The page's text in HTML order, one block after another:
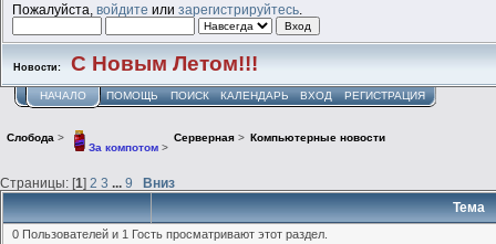
Пожалуйста,войдите илизарегистрируйтесь
Новости: С Новым Летом!!!
НАЧАЛО ПОМОЩЬ ПОИСК КАЛЕНДАРЬ ВХОД РЕГИСТРАЦИЯ
Слобода >
За компотом>
Серверная> Компьютерные новости
Страницы: [1] 2 3 ... 9
Вниз
Тема
0 Пользователей и 1 Гость просматривают этот раздел.